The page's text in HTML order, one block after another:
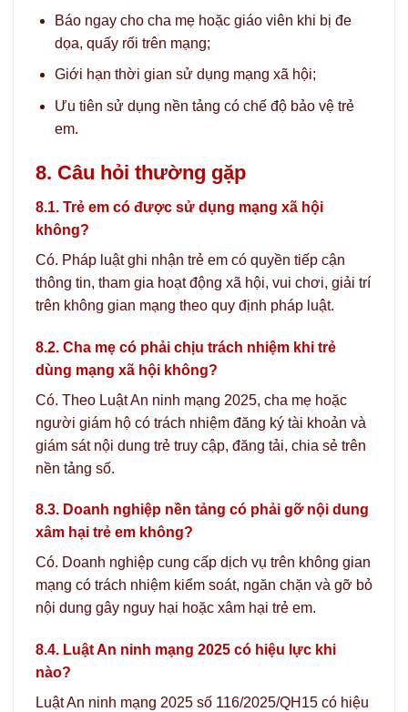
Báo ngay cho cha mẹ hoặc giáo viên khi bị đe
dọa, quấy rối trên mạng;
Giới hạn thời gian sử dụng mạng xã hội;
Ưu tiên sử dụng nền tảng có chế độ bảo vệ trẻ
em.
8. Câu hỏi thường gặp
8.1. Trẻ em có được sử dụng mạng xã hội
không?
Có. Pháp luật ghi nhận trẻ em có quyền tiếp cận
thông tin, tham gia hoạt động xã hội, vui chơi, giải trí
trên không gian mạng theo quy định pháp luật.
8.2. Cha mẹ có phải chịu trách nhiệm khi trẻ
dùng mạng xã hội không?
Có. Theo Luật An ninh mạng 2025, cha mẹ hoặc
người giám hộ có trách nhiệm đăng ký tài khoản và
giám sát nội dung trẻ truy cập, đăng tải, chia sẻ trên
nền tảng số.
8.3. Doanh nghiệp nền tảng có phải gỡ nội dung
xâm hại trẻ em không?
Có. Doanh nghiệp cung cấp dịch vụ trên không gian
mạng có trách nhiệm kiểm soát, ngăn chặn và gỡ bỏ
nội dung gây nguy hại hoặc xâm hại trẻ em.
8.4. Luật An ninh mạng 2025 có hiệu lực khi
nào?
Luật An ninh mạng 2025 số 116/2025/QH15 có hiệu